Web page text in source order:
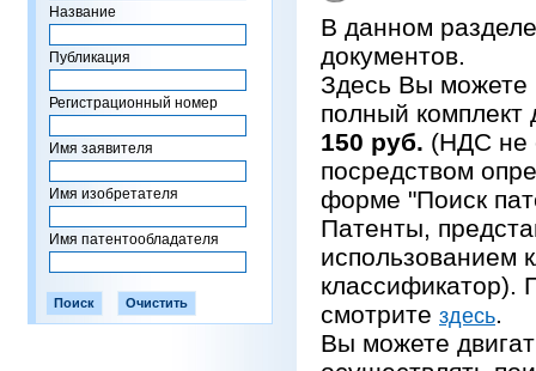
Название
Публикация
Регистрационный номер
Имя заявителя
Имя изобретателя
Имя патентообладателя
В данном
документов.
Здесь Вы можете
полный комплект
150 руб. (НДС не
посредством
форме "Поиск
Патенты,
использованием
классификатор).
смотрите здесь.
Вы можете